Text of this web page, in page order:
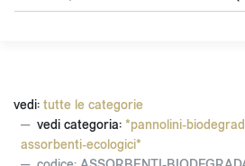
vedi: tutte le categorie
vedi categoria: *pannolini-
assorbenti-ecologici*